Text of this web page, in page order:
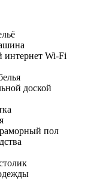
интернет Wi-Fi
доской
пол